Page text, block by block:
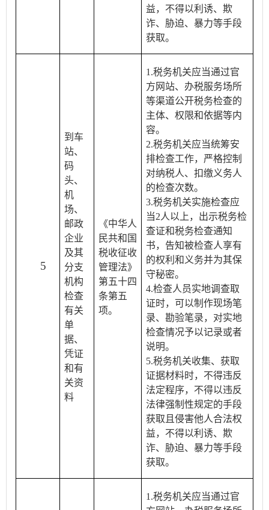
益，不得以利诱、欺
诈、胁迫、暴力等手段
获取。
5
到车
站、
码
头、
机
场、
邮政
企业
及其
分支
机构
检查
有关
单
据、
凭证
和有
关资
料
《中华人
民共和国
税收征收
管理法》
第五十四
条第五
项。
1.税务机关应当通过官
方网站、办税服务场所
等渠道公开税务检查的
主体、权限和依据等内
容。
2.税务机关应当统筹安
排检查工作，严格控制
对纳税人、扣缴义务人
的检查次数。
3.税务机关实施检查应
当2人以上，出示税务检
查证和税务检查通知
书，告知被检查人享有
的权利和义务并为其保
守秘密。
4.检查人员实地调查取
证时，可以制作现场笔
录、勘验笔录，对实地
检查情况予以记录或者
说明。
5.税务机关收集、获取
证据材料时，不得违反
法定程序，不得以违反
法律强制性规定的手段
获取且侵害他人合法权
益，不得以利诱、欺
诈、胁迫、暴力等手段
获取。
1.税务机关应当通过官